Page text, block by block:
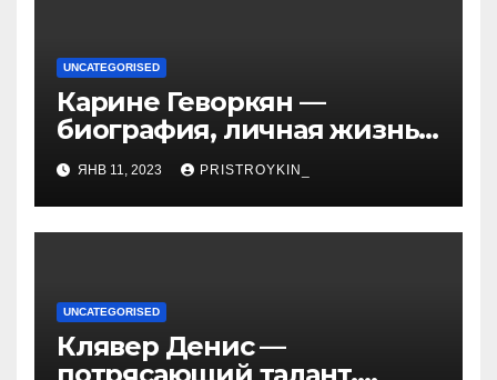
UNCATEGORISED
Карине Геворкян —
биография, личная жизнь
и факты из Википедии —
детали о жизни и карьере
известной актрисы
ЯНВ 11, 2023 PRISTROYKIN_
UNCATEGORISED
Клявер Денис —